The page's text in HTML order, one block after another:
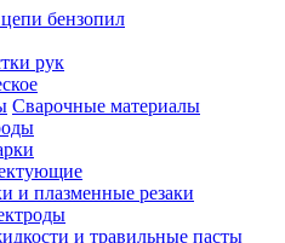
бензопил
рук
Сварочные материалы
и плазменные резаки
и травильные пасты